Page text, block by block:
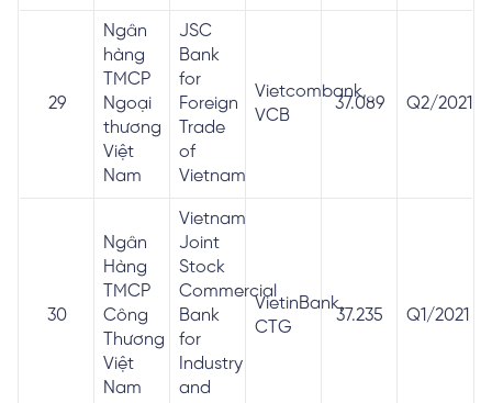
29
Ngân
hàng
TMCP
Ngoại
thương
Việt
Nam
JSC
Bank
for
Foreign
Trade
of
Vietnam
Vietcombank,
VCB
37.089 Q2/2021
30
Ngân
Hàng
TMCP
Công
Thương
Việt
Nam
Vietnam
Joint
Stock
Commercial
Bank
for
Industry
and
VietinBank,
CTG
37.235 Q1/2021